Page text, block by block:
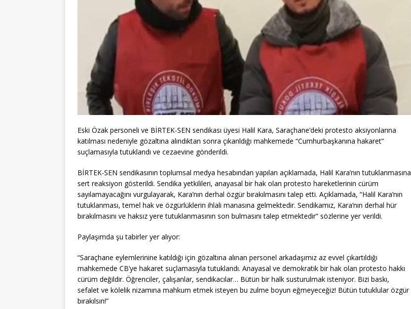
Eski Özak personeli ve BİRTEK-SEN sendikası üyesi Halil Kara, Saraçhane’deki protesto aksiyonlarına
katılması nedeniyle gözaltına alındıktan sonra çıkarıldığı mahkemede “Cumhurbaşkanına hakaret”
suçlamasıyla tutuklandı ve cezaevine gönderildi.
BİRTEK-SEN sendikasının toplumsal medya hesabından yapılan açıklamada, Halil Kara’nın tutuklanmasına
sert reaksiyon gösterildi. Sendika yetkilileri, anayasal bir hak olan protesto hareketlerinin cürüm
sayılamayacağını vurgulayarak, Kara’nın derhal özgür bırakılmasını talep etti. Açıklamada, “Halil Kara’nın
tutuklanması, temel hak ve özgürlüklerin ihlali manasına gelmektedir. Sendikamız, Kara’nın derhal hür
bırakılmasını ve haksız yere tutuklanmasının son bulmasını talep etmektedir” sözlerine yer verildi.
Paylaşımda şu tabirler yer alıyor:
“Saraçhane eylemlerinine katıldığı için gözaltına alınan personel arkadaşımız az evvel çıkartıldığı
mahkemede CB’ye hakaret suçlamasıyla tutuklandı. Anayasal ve demokratik bir hak olan protesto hakkı
cürüm değildir. Öğrenciler, çalışanlar, sendikacılar… Bütün bir halk susturulmak isteniyor. Bizi baskı,
sefalet ve kölelik nizamına mahkum etmek isteyen bu zulme boyun eğmeyeceğiz! Bütün tutuklular özgür
bırakılsın!”